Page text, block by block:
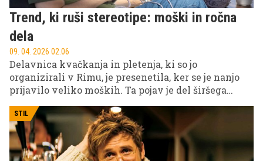
Trend, ki ruši stereotipe: moški in ročna
dela
09. 04. 2026 02.06
Delavnica kvačkanja in pletenja, ki so jo
organizirali v Rimu, je presenetila, ker se je nanjo
prijavilo veliko moških. Ta pojav je del širšega
samozavestno sprejemajo ročne dejavnosti, ki so
bile dolgo označene kot "ženski hobi", in jih
izkoriščajo kot način sprostitve, ustvarjalnosti in
osebne rasti.
STIL